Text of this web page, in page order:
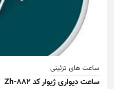
ساعت های تزئینی
ساعت دیواری ژیوار کد Zh-882